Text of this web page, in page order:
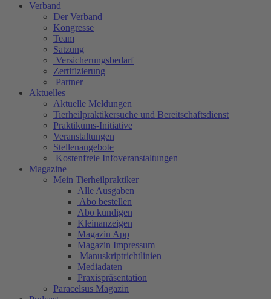
Verband
Der Verband
Kongresse
Team
Satzung
Versicherungsbedarf
Zertifizierung
Partner
Aktuelles
Aktuelle Meldungen
Tierheilpraktikersuche und Bereitschaftsdienst
Praktikums-Initiative
Veranstaltungen
Stellenangebote
Kostenfreie Infoveranstaltungen
Magazine
Mein Tierheilpraktiker
Alle Ausgaben
Abo bestellen
Abo kündigen
Kleinanzeigen
Magazin App
Magazin Impressum
Manuskriptrichtlinien
Mediadaten
Praxispräsentation
Paracelsus Magazin